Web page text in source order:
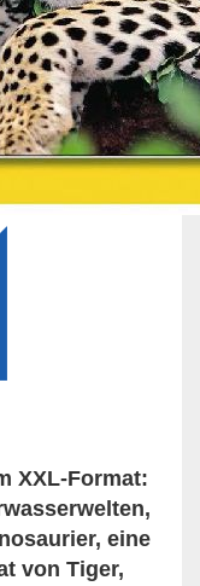
XXL-Format:
eine
von Tiger,